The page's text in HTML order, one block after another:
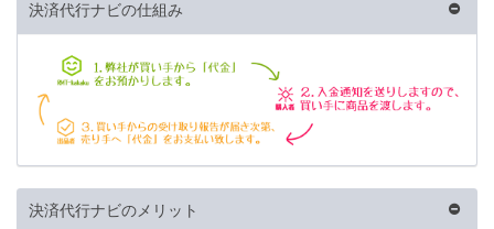
決済代行ナビの仕組み
決済代行ナビのメリット